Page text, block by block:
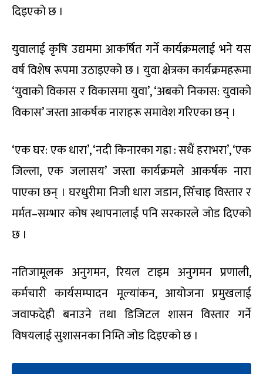
दिइएको छ ।
युवालाई कृषि उद्यममा आकर्षित गर्ने कार्यक्रमलाई भने यस
वर्ष विशेष रूपमा उठाइएको छ । युवा क्षेत्रका कार्यक्रमहरूमा
‘युवाको विकास र विकासमा युवा’, ‘अबको निकास: युवाको
विकास’ जस्ता आकर्षक नाराहरू समावेश गरिएका छन् ।
‘एक घर: एक धारा’, ‘नदी किनारका गह्रा : सधैं हराभरा’, ‘एक
जिल्ला, एक जलासय’ जस्ता कार्यक्रमले आकर्षक नारा
पाएका छन् । घरधुरीमा निजी धारा जडान, सिँचाइ विस्तार र
मर्मत–सम्भार कोष स्थापनालाई पनि सरकारले जोड दिएको
छ ।
नतिजामूलक अनुगमन, रियल टाइम अनुगमन प्रणाली,
कर्मचारी कार्यसम्पादन मूल्यांकन, आयोजना प्रमुखलाई
जवाफदेही बनाउने तथा डिजिटल शासन विस्तार गर्ने
विषयलाई सुशासनका निम्ति जोड दिइएको छ ।